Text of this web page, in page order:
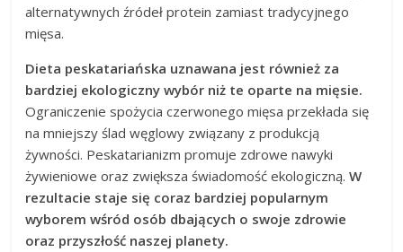
alternatywnych źródeł protein zamiast tradycyjnego
mięsa.
Dieta peskatariańska uznawana jest również za
bardziej ekologiczny wybór niż te oparte na mięsie.
Ograniczenie spożycia czerwonego mięsa przekłada się
na mniejszy ślad węglowy związany z produkcją
żywności. Peskatarianizm promuje zdrowe nawyki
żywieniowe oraz zwiększa świadomość ekologiczną.W
rezultacie staje się coraz bardziej popularnym
wyborem wśród osób dbających o swoje zdrowie
oraz przyszłość naszej planety.